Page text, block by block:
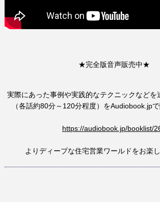
★完全版音声販売中★
実際にあった事例や実践的なテクニックなどを
（各話約80分～120分程度）をAudiobook.jpで
https://audiobook.jp/booklist/
よりディープな住宅営業ワールドをお楽